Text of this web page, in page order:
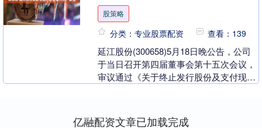
股策略
分类：专业股票配资 查看：139
延江股份(300658)5月18日晚公告，公司
于当日召开第四届董事会第十五次会议，
审议通过《关于终止发行股份及支付现金
亿融配资文章已加载完成